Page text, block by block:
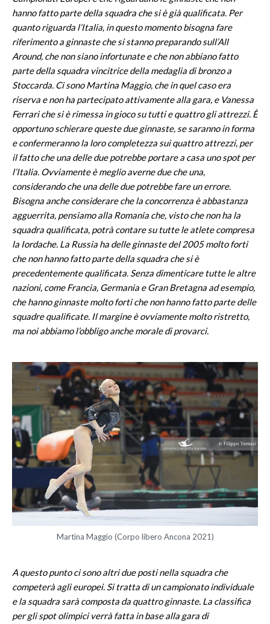
hanno fatto parte della squadra che si è già qualificata. Per
quanto riguarda l’Italia, in questo momento bisogna fare
riferimento a ginnaste che si stanno preparando sull’All
Around, che non siano infortunate e che non abbiano fatto
parte della squadra vincitrice della medaglia di bronzo a
Stoccarda. Ci sono Martina Maggio, che in quel caso era
riserva e non ha partecipato attivamente alla gara, e Vanessa
Ferrari che si è rimessa in gioco su tutti e quattro gli attrezzi. È
opportuno schierare queste due ginnaste, se saranno in forma
e confermeranno la loro completezza sui quattro attrezzi, per
il fatto che una delle due potrebbe portare a casa uno spot per
l’Italia. Ovviamente è meglio averne due che una,
considerando che una delle due potrebbe fare un errore.
Bisogna anche considerare che la concorrenza è abbastanza
agguerrita, pensiamo alla Romania che, visto che non ha la
squadra qualificata, potrà contare su tutte le atlete compresa
la Iordache. La Russia ha delle ginnaste del 2005 molto forti
che non hanno fatto parte della squadra che si è
precedentemente qualificata. Senza dimenticare tutte le altre
nazioni, come Francia, Germania e Gran Bretagna ad esempio,
che hanno ginnaste molto forti che non hanno fatto parte delle
squadre qualificate. Il margine è ovviamente molto ristretto,
ma noi abbiamo l’obbligo anche morale di provarci.
Martina Maggio (Corpo libero Ancona 2021)
A questo punto ci sono altri due posti nella squadra che
competerà agli europei. Si tratta di un campionato individuale
e la squadra sarà composta da quattro ginnaste. La classifica
per gli spot olimpici verrà fatta in base alla gara di